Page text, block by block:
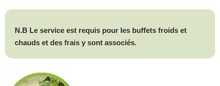
N.B Le service est requis pour les buffets froids et
chauds et des frais y sont associés.